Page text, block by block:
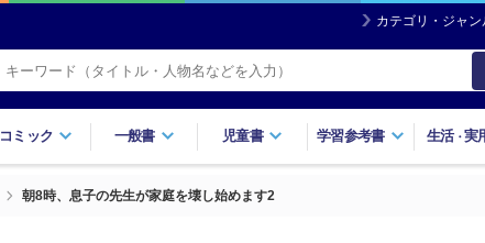
カテゴリ・ジャン
コミック 一般書 児童書 学習参考書 生活・実
朝8時、息子の先生が家庭を壊し始めます2